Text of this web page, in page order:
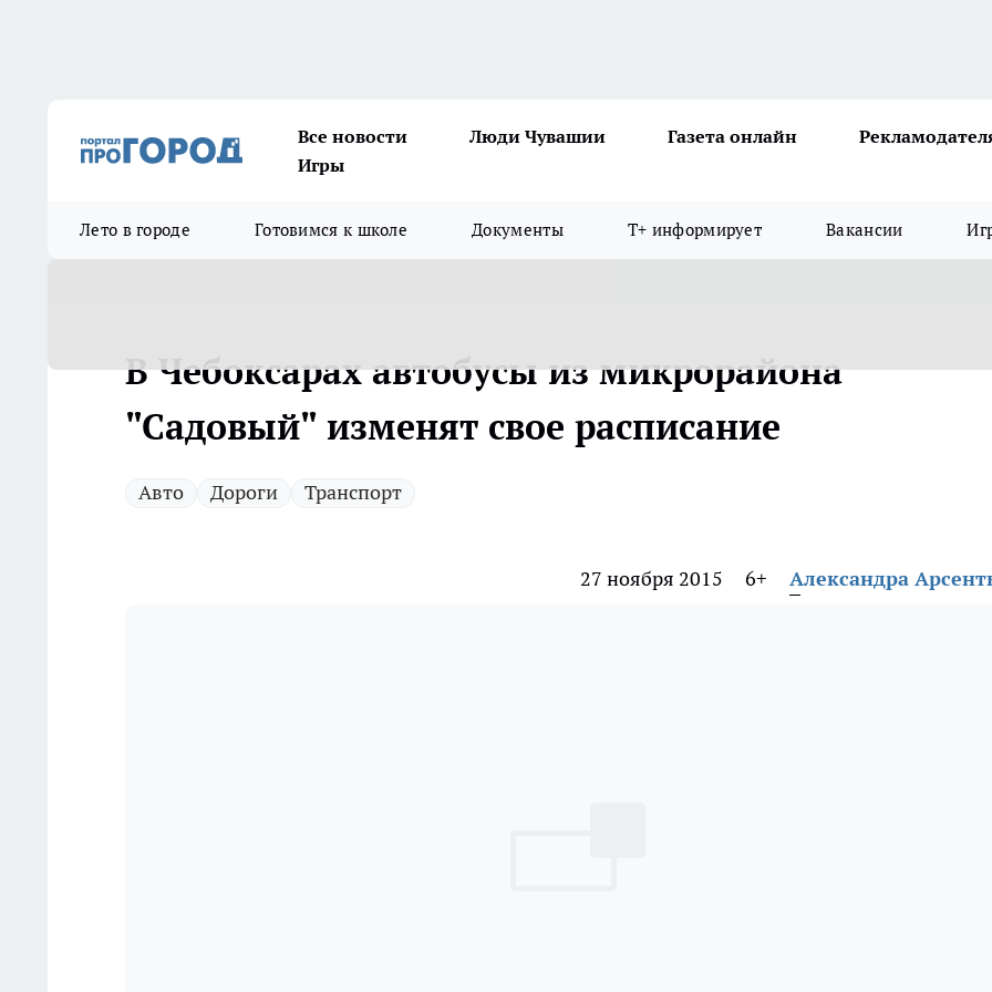
Все новости Люди Чувашии Газета онлайн
Игры
Лето в городе Готовимся к школе Документы Т+ информирует Вакансии
В Чебоксарах автобусы из микрорайона
"Садовый" изменят свое расписание
Авто Дороги Транспорт
27 ноября 2015 6+ Александра